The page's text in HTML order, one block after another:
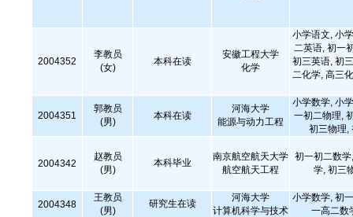
2004352
李教员
(女)
本科在读
安徽工程大学
化学
小学语文, 小
二英语, 初一
初三英语, 初
二化学, 高三
2004351
郭教员
(男)
本科在读
河海大学
能源与动力工程
小学数学, 小
一初二物理,
初三物理,
2004342
赵教员
(男)
本科毕业
南京航空航天大学
航空航天工程
初一初二数
学, 初三
2004348
王教员
(男)
研究生在读
河海大学
计算机科学与技术
小学数学, 初
一高二数